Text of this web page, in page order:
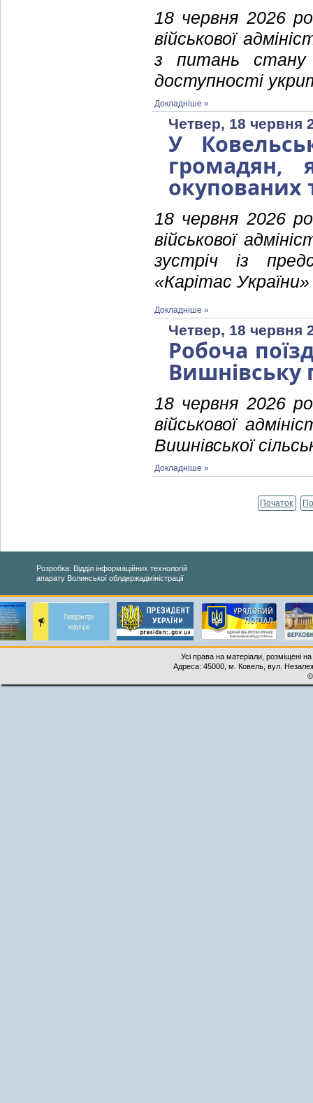
18 червня 2026
військової
з питань стану
доступності
Докладніше »
Четвер, 18 червня
У
громадян,
окупованих
18 червня 2026
військової
зустріч із
«Карітас
Докладніше »
Четвер, 18 червня
Робоча
Вишнівську
18 червня 2026
військової
Вишнівської
Докладніше »
Початок
Розробка: Відділ інформаційних технологій
апарату Волинської облдержадміністрації
Усі права на матеріали, розміщені
Адреса: 45000, м. Ковель, вул.